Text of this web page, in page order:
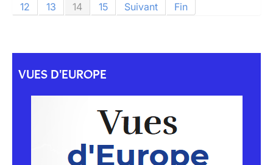
12
13 14 15 Suivant Fin
VUES D'EUROPE